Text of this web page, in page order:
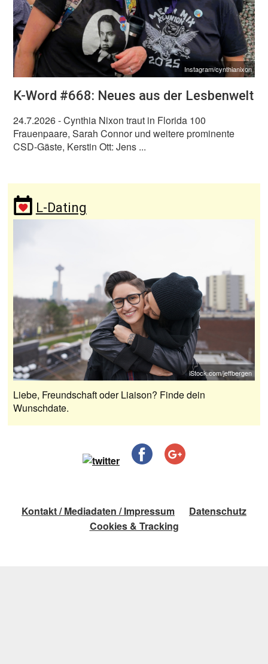
Instagram/cynthianixon
K-Word #668: Neues aus der Lesbenwelt
24.7.2026- Cynthia Nixon traut in Florida 100
Frauenpaare, Sarah Connor und weitere prominente
CSD-Gäste, Kerstin Ott: Jens ...
L-Dating
iStock.com/jeffbergen
Liebe, Freundschaft oder Liaison? Finde dein
Wunschdate.
Kontakt / Mediadaten / Impressum
Datenschutz
Cookies & Tracking